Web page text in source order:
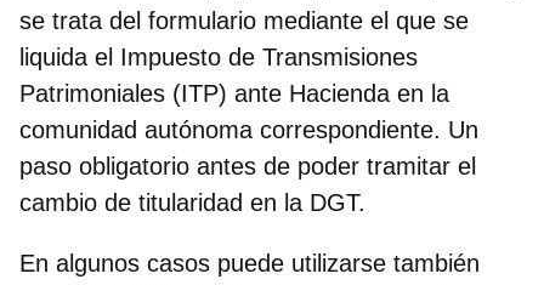
se trata del formulario mediante el que se
liquida el Impuesto de Transmisiones
Patrimoniales (ITP) ante Hacienda en la
comunidad autónoma correspondiente. Un
paso obligatorio antes de poder tramitar el
cambio de titularidad en la DGT.
En algunos casos puede utilizarse también